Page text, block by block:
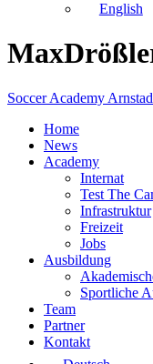
English
Soccer Academy
Home
News
Academy
Internat
Test The
Infrastruktur
Freizeit
Jobs
Ausbildung
Sportliche
Team
Partner
Kontakt